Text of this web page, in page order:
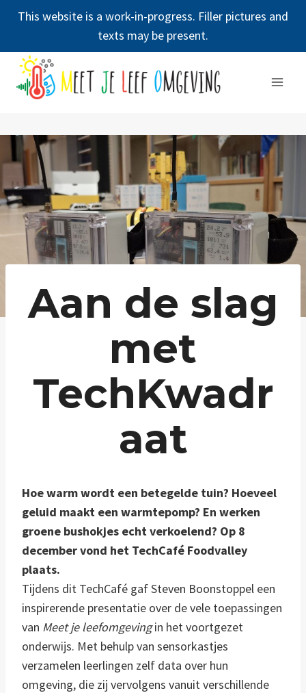
This website is a work-in-progress. Filler pictures and
texts may be present.
Doorgaan
naar
inhoud
Aan de slag
met
TechKwadr
aat
Hoe warm wordt een betegelde tuin? Hoeveel
geluid maakt een warmtepomp? En werken
groene bushokjes echt verkoelend? Op 8
december vond het TechCafé Foodvalley
plaats.
Tijdens dit TechCafé gaf Steven Boonstoppel een
inspirerende presentatie over de vele toepassingen
van Meet je leefomgevingin het voortgezet
onderwijs. Met behulp van sensorkastjes
verzamelen leerlingen zelf data over hun
omgeving, die zij vervolgens vanuit verschillende